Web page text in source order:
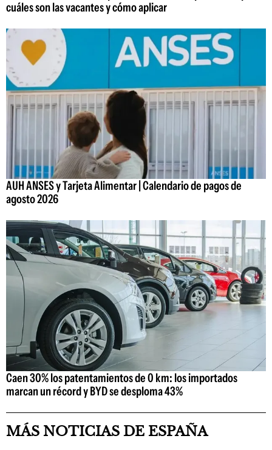
cuáles son las vacantes y cómo aplicar
AUH ANSES y Tarjeta Alimentar | Calendario de pagos de
agosto 2026
Caen 30% los patentamientos de 0 km: los importados
marcan un récord y BYD se desploma 43%
MÁS NOTICIAS DE ESPAÑA